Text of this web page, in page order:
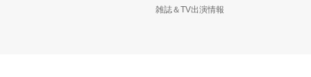
雑誌＆TV出演情報